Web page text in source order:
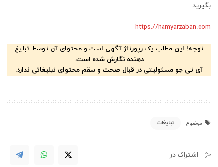
بگیرید.
https://hamyarzaban.com
توجه! این مطلب یک رپورتاژ آگهی است و محتوای آن توسط تبلیغ
دهنده نگارش شده است.
آی تی جو مسئولیتی در قبال صحت و سقم محتوای تبلیغاتی ندارد.
موضوع تبلیغات
اشتراک در